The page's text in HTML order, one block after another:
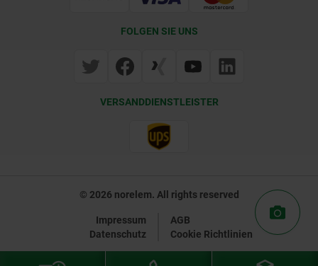
FOLGEN SIE UNS
VERSANDDIENSTLEISTER
© 2026 norelem. All rights reserved
Impressum
AGB
Datenschutz
Cookie Richtlinien